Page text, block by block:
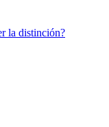
la distinción?